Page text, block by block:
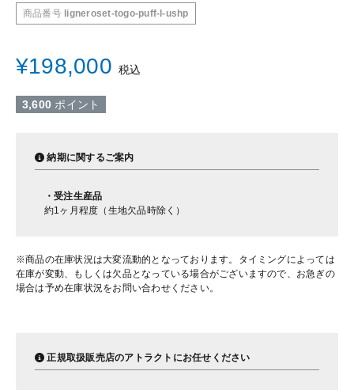
商品番号 ligneroset-togo-puff-l-ushp
¥198,000 税込
3,600 ポイント
納期に関するご案内
・受注生産品
約1ヶ月程度（生地欠品時除く）
※商品の在庫状況は大変流動的となっております。タイミングによっては
在庫が変動、もしくは欠品となっている場合がございますので、お急ぎの
場合は予め在庫状況をお問い合わせください。
正規取扱販売店のアトラクトにお任せください